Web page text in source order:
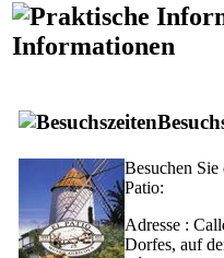
Informationen
Besuchen
Patio:
Adresse :
Dorfes, auf